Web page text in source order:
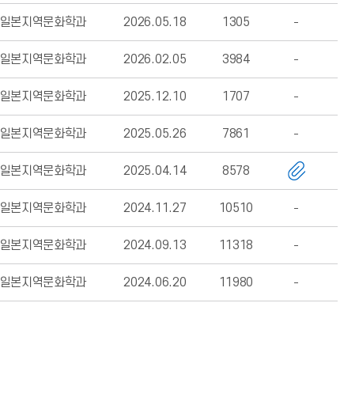
일본지역문화학과 2026.05.18 1305
일본지역문화학과 2026.02.05 3984
일본지역문화학과 2025.12.10 1707
일본지역문화학과 2025.05.26 7861
일본지역문화학과 2025.04.14 8578
일본지역문화학과 2024.11.27 10510
일본지역문화학과 2024.09.13 11318
일본지역문화학과 2024.06.20 11980